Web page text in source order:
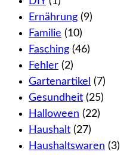
Ernährung (9)
Familie (10)
Fasching (46)
Fehler (2)
Gartenartikel (7)
Gesundheit (25)
Halloween (22)
Haushalt (27)
Haushaltswaren (3)